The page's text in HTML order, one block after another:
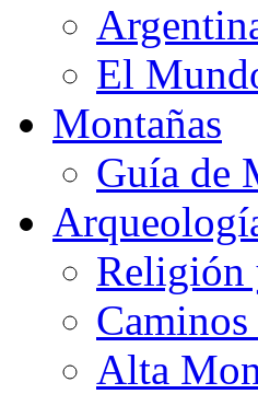
El
Montañas
Guía de
Religión
Caminos
Alta